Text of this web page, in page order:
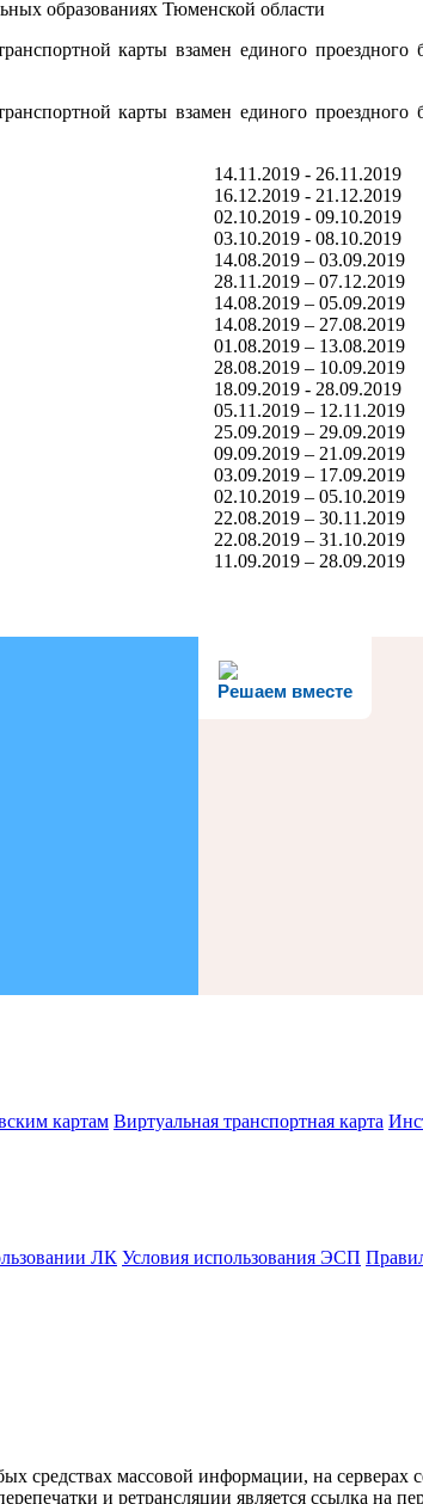
карты взамен единого
карты взамен единого
14.11.2019 - 26.11.2019
16.12.2019 - 21.12.2019
02.10.2019 - 09.10.2019
03.10.2019 - 08.10.2019
14.08.2019 – 03.09.2019
28.11.2019 – 07.12.2019
14.08.2019 – 05.09.2019
14.08.2019 – 27.08.2019
01.08.2019 – 13.08.2019
28.08.2019 – 10.09.2019
18.09.2019 - 28.09.2019
05.11.2019 – 12.11.2019
25.09.2019 – 29.09.2019
09.09.2019 – 21.09.2019
03.09.2019 – 17.09.2019
02.10.2019 – 05.10.2019
22.08.2019 – 30.11.2019
22.08.2019 – 31.10.2019
11.09.2019 – 28.09.2019
Решаем вместе
картам Виртуальная транспортная карта
ЛК Условия использования ЭСП
массовой информации, на серверах
и ретрансляции является ссылка на